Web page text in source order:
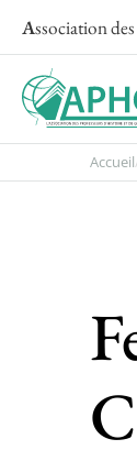
Association des
Accueil